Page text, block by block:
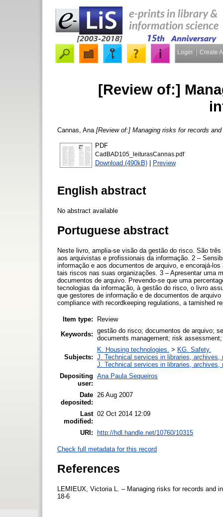
Login Create
[Review of:]
Cannas, Ana [Review of:] Managing risks for records
PDF
CadBAD105_leiturasCannas.pdf
Download (490kB) | Preview
English abstract
No abstract available
Portuguese abstract
Neste livro, amplia-se visão da gestão do risco. São
aos arquivistas e profissionais da informação. 2 –
informação e aos documentos de arquivo, e encorajá-
tais riscos nas suas organizações. 3 – Apresentar uma
documentos de arquivo. Prevendo-se que uma
tecnologias da informação, à gestão do risco, o livro
que gestores de informação e de documentos de
compliance with recordkeeping regulations, a tarnished
Item type:
Review
Keywords: gestão do risco; documentos de arquivo;
documents management; risk
Subjects:
K. Housing technologies. > KG. Safety.
J. Technical services in libraries, archives,
J. Technical services in libraries, archives,
Depositing
user:
Ana Paula Sequeiros
Date
deposited:
26 Aug 2007
Last
modified:
02 Oct 2014 12:09
URI: http://hdl.handle.net/10760/10315
Check full metadata for this record
References
LEMIEUX, Victoria L. – Managing risks for records and
18-6